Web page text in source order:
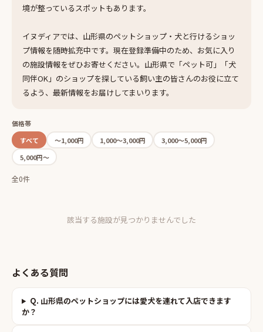
境が整っているスポットもあります。
イヌディアでは、山形県のペットショップ・犬と行けるショッ
プ情報を随時拡充中です。現在登録準備中のため、お気に入り
の施設情報をぜひお寄せください。山形県で「ペット可」「犬
同伴OK」のショップを探している飼い主の皆さんのお役に立て
るよう、最新情報をお届けしてまいります。
価格帯
すべて
〜1,000円 1,000〜3,000円
3,000〜5,000円
5,000円〜
全0件
該当する施設が見つかりませんでした
よくある質問
Q. 山形県のペットショップには愛犬を連れて入店できます
か？